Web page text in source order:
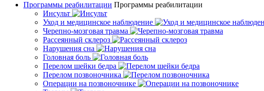
Программы реабилитации Программы реабилитации
Инсульт
Уход и медицинское наблюдение
Черепно-мозговая травма
Рассеянный склероз
Нарушения сна
Головная боль
Перелом шейки бедра
Перелом позвоночника
Операции на позвоночнике